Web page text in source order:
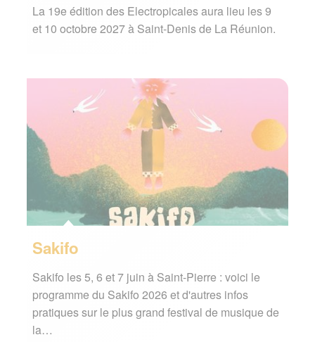
La 19e édition des Electropicales aura lieu les 9
et 10 octobre 2027 à Saint-Denis de La Réunion.
Sakifo
Sakifo les 5, 6 et 7 juin à Saint-Pierre : voici le
programme du Sakifo 2026 et d'autres infos
pratiques sur le plus grand festival de musique de
la…